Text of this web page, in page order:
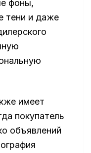
фоны,
тени и даже
имеет
покупатель
объявлений